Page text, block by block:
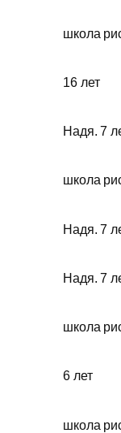
школа
16 лет
Надя. 7
школа
Надя. 7
Надя. 7
школа
6 лет
школа